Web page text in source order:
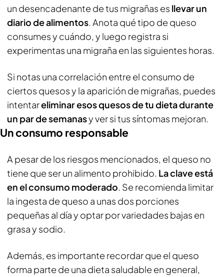
un desencadenante de tus migrañas es llevar un
diario de alimentos. Anota qué tipo de queso
consumes y cuándo, y luego registra si
experimentas una migraña en las siguientes horas.
Si notas una correlación entre el consumo de
ciertos quesos y la aparición de migrañas, puedes
intentareliminar esos quesos de tu dieta durante
un par de semanasy ver si tus síntomas mejoran.
Un consumo responsable
A pesar de los riesgos mencionados, el queso no
tiene que ser un alimento prohibido. La clave está
en el consumo moderado. Se recomienda limitar
la ingesta de queso a unas dos porciones
pequeñas al día y optar por variedades bajas en
grasa y sodio.
Además, es importante recordar que el queso
forma parte de una dieta saludable en general,